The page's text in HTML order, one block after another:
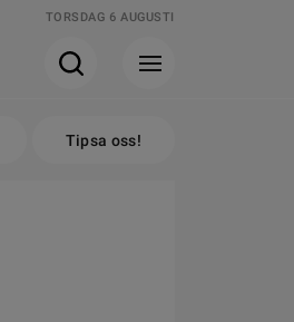
TORSDAG 6 AUGUSTI
Tipsa oss!